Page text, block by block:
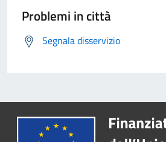
Problemi in città
Segnala disservizio